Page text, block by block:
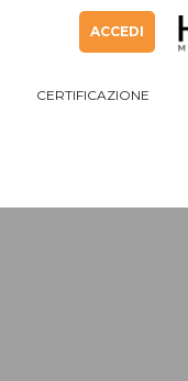
ACCEDI
CERTIFICAZIONE
CERTIFICAZIONE